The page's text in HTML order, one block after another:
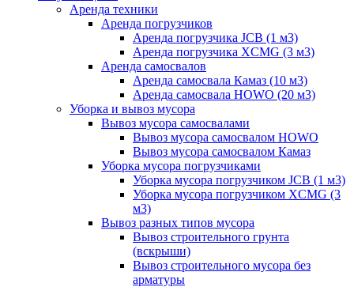
Аренда техники
Аренда погрузчиков
Аренда погрузчика JCB (1 м3)
Аренда погрузчика XCMG (3 м3)
Аренда самосвалов
Аренда самосвала Камаз (10 м3)
Аренда самосвала HOWO (20 м3)
Уборка и вывоз мусора
Вывоз мусора самосвалами
Вывоз мусора самосвалом HOWO
Вывоз мусора самосвалом Камаз
Уборка мусора погрузчиками
Уборка мусора погрузчиком JCB (1 м3)
Уборка мусора погрузчиком XCMG (3
м3)
Вывоз разных типов мусора
Вывоз строительного грунта
(вскрыши)
Вывоз строительного мусора без
арматуры